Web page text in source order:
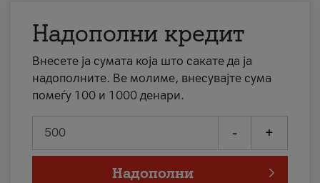
Надополни кредит
Внесете ја сумата која што сакате да ја
надополните. Ве молиме, внесувајте сума
помеѓу 100 и 1000 денари.
- +
Надополни